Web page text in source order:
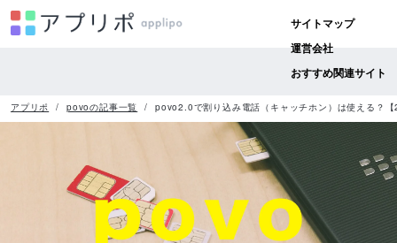
サイトマップ
運営会社
おすすめ関連サイト
アプリポ povoの記事一覧 povo2.0で割り込み電話（キャッチホン）は使える？